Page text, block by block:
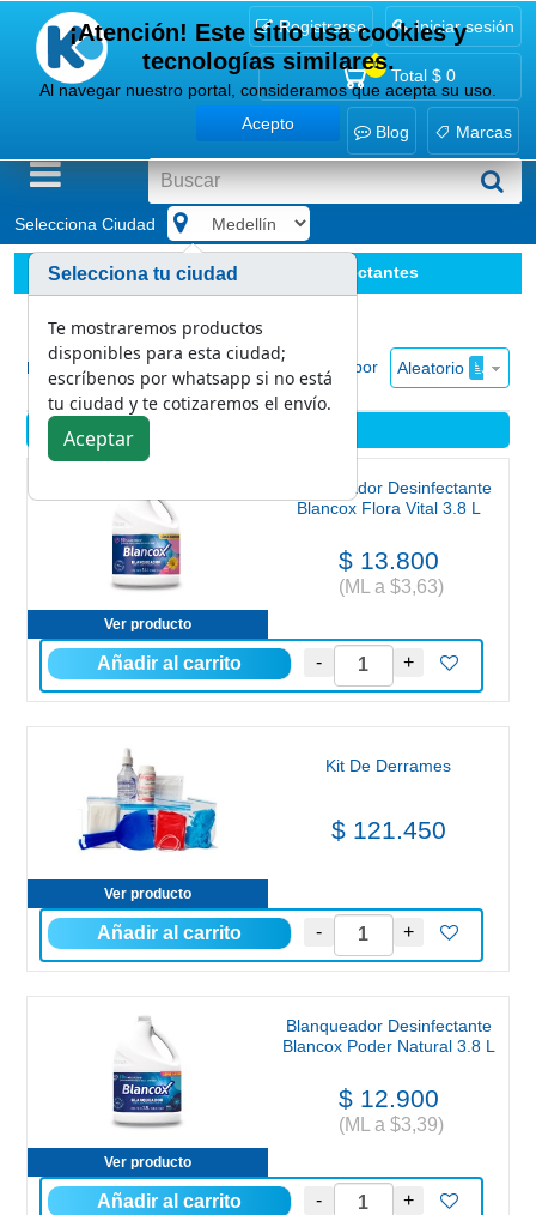
Registrarse Iniciar sesión
0
Total $ 0
Blog Marcas
Selecciona Ciudad
Limpieza y desinfección Desinfectantes
Mostrar Ordenar por Aleatorio
Desinfectantes
Ver producto
Blanqueador Desinfectante
Blancox Flora Vital 3.8 L
$ 13.800
(ML a $3,63)
Ver producto
Kit De Derrames
$ 121.450
Ver producto
Blanqueador Desinfectante
Blancox Poder Natural 3.8 L
$ 12.900
(ML a $3,39)
¡Atención! Este sitio usa cookies y
tecnologías similares.
Al navegar nuestro portal, consideramos que acepta su uso.
Acepto
Selecciona tu ciudad
Te mostraremos productos
disponibles para esta ciudad;
escríbenos por whatsapp si no está
tu ciudad y te cotizaremos el envío.
Aceptar